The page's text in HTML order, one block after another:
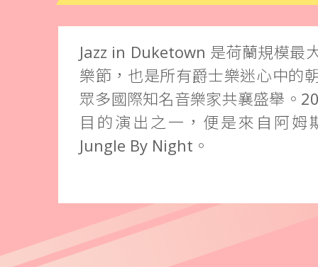
Jazz in Duketown 是荷蘭規模最
樂節，也是所有爵士樂迷心中的
眾多國際知名音樂家共襄盛舉。
目的演出之一，便是來自阿姆
Jungle By Night。